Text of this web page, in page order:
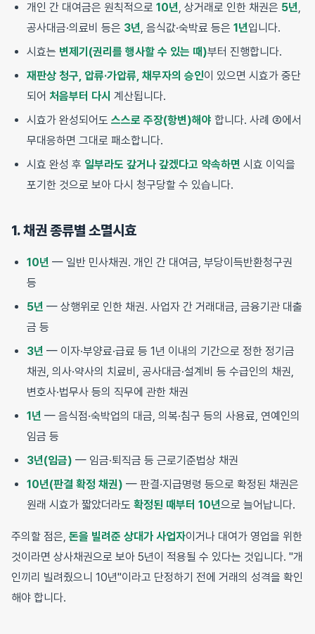
개인 간 대여금은 원칙적으로 10년, 상거래로 인한 채권은 5년,
공사대금·의료비 등은 3년, 음식값·숙박료 등은 1년입니다.
시효는 변제기(권리를 행사할 수 있는 때)부터 진행합니다.
재판상 청구, 압류·가압류, 채무자의 승인이 있으면 시효가 중단
되어 처음부터 다시 계산됩니다.
시효가 완성되어도 스스로 주장(항변)해야 합니다. 사례 ②에서
무대응하면 그대로 패소합니다.
시효 완성 후 일부라도 갚거나 갚겠다고 약속하면 시효 이익을
포기한 것으로 보아 다시 청구당할 수 있습니다.
1. 채권 종류별 소멸시효
10년 — 일반 민사채권. 개인 간 대여금, 부당이득반환청구권
등
5년 — 상행위로 인한 채권. 사업자 간 거래대금, 금융기관 대출
금 등
3년 — 이자·부양료·급료 등 1년 이내의 기간으로 정한 정기금
채권, 의사·약사의 치료비, 공사대금·설계비 등 수급인의 채권,
변호사·법무사 등의 직무에 관한 채권
1년 — 음식점·숙박업의 대금, 의복·침구 등의 사용료, 연예인의
임금 등
3년(임금) — 임금·퇴직금 등 근로기준법상 채권
10년(판결 확정 채권) — 판결·지급명령 등으로 확정된 채권은
원래 시효가 짧았더라도 확정된 때부터 10년으로 늘어납니다.
주의할 점은, 돈을 빌려준 상대가 사업자이거나 대여가 영업을 위한
것이라면 상사채권으로 보아 5년이 적용될 수 있다는 것입니다. "개
인끼리 빌려줬으니 10년"이라고 단정하기 전에 거래의 성격을 확인
해야 합니다.